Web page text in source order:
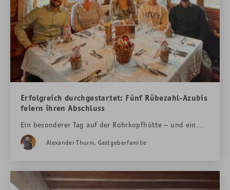
Erfolgreich durchgestartet: Fünf Rübezahl-Azubis
feiern ihren Abschluss
Ein besonderer Tag auf der Rohrkopfhütte – und ein
ganz besonderer Moment für fünf junge Menschen, die
ihren Weg im Hotel Das Rübezahl gefunden haben.
Alexander Thurm, Gastgeberfamilie